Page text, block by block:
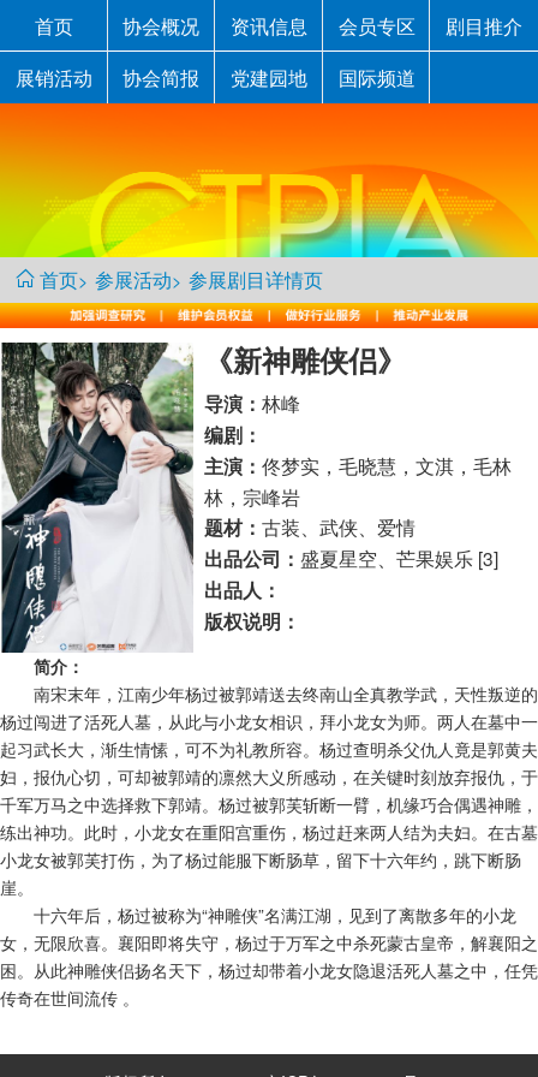
首页 协会概况 资讯信息 会员专区
剧目推介
展销活动
协会简报 党建园地 国际频道
首页> 参展活动> 参展剧目详情页
《新神雕侠侣》
导演： 林峰
编剧：
主演： 佟梦实，毛晓慧，文淇，毛林
林，宗峰岩
题材： 古装、武侠、爱情
出品公司： 盛夏星空、芒果娱乐 [3]
出品人：
版权说明：
简介：
南宋末年，江南少年杨过被郭靖送去终南山全真教学武，天性叛逆的
杨过闯进了活死人墓，从此与小龙女相识，拜小龙女为师。两人在墓中一
起习武长大，渐生情愫，可不为礼教所容。杨过查明杀父仇人竟是郭黄夫
妇，报仇心切，可却被郭靖的凛然大义所感动，在关键时刻放弃报仇，于
千军万马之中选择救下郭靖。杨过被郭芙斩断一臂，机缘巧合偶遇神雕，
练出神功。此时，小龙女在重阳宫重伤，杨过赶来两人结为夫妇。在古墓
小龙女被郭芙打伤，为了杨过能服下断肠草，留下十六年约，跳下断肠
崖。
十六年后，杨过被称为“神雕侠”名满江湖，见到了离散多年的小龙
女，无限欣喜。襄阳即将失守，杨过于万军之中杀死蒙古皇帝，解襄阳之
困。从此神雕侠侣扬名天下，杨过却带着小龙女隐退活死人墓之中，任凭
传奇在世间流传 。